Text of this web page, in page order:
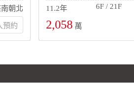
朝北
11.2年
6F / 21F
2,058 萬